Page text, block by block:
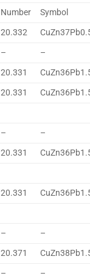
Number
Symbol
20.332
–
–
20.331
20.331
–
–
20.331
20.331
–
–
20.371
– –